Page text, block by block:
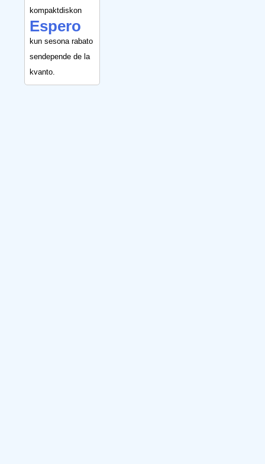
kompaktdiskon
Espero
kun sesona rabato
sendepende de la
kvanto.